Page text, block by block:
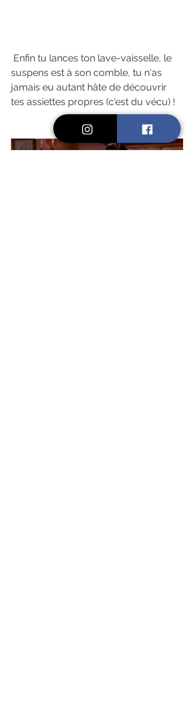
suspens est à son comble, tu n'as
jamais eu autant hâte de découvrir
tes assiettes propres (c'est du vécu) !